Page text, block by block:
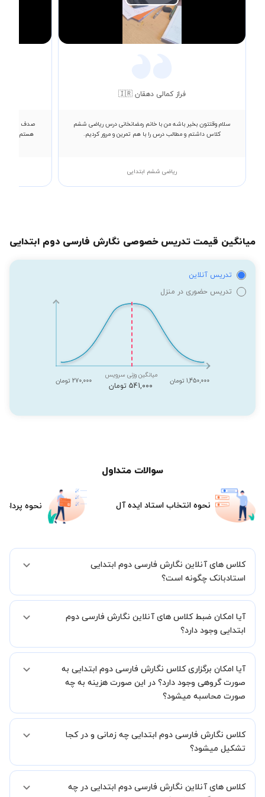
Play
Video
فراز کمالی دهقان 🇮🇷
سلام وقتتون بخیر باشه من با خانم رمضانخانی درس ریاضی ششم
کلاس داشتم و مطالب درس را با هم تمرین و مرور کردیم.
ریاضی ششم ابتدایی
صدف احمدی
هستم.معلمی
میانگین قیمت تدریس خصوصی نگارش فارسی دوم ابتدایی
تدریس آنلاین
تدریس حضوری در منزل
1,450,000 تومان
میانگین وزنی سرویس
541,000 تومان
270,000 تومان
سوالات متداول
نحوه انتخاب استاد ایده آل نحوه
کلاس های آنلاین نگارش فارسی دوم ابتدایی
استادبانک چگونه است؟
شما میدهیم که استاد شما پیش از جلسه تمامی موارد لازم برای برگزاری
یک کلاس آنلاین با کیفیت و مفید را به شما توضیح خواهند داد.
آیا امکان ضبط کلاس های آنلاین نگارش فارسی دوم
ابتدایی وجود دارد؟
کنید.
آیا امکان برگزاری کلاس نگارش فارسی دوم ابتدایی به
صورت گروهی وجود دارد؟ در این صورت هزینه به چه
صورت محاسبه میشود؟
هستند اما در صورتیکه مایل هستید کلاس ها را در کنار دوستان و یا
آشنایان خود به صورت گروهی برگزار کنید، این امکان وجود دارد. در این
ی کل جلسه اضافه خواهد شد.
کلاس نگارش فارسی دوم ابتدایی چه زمانی و در کجا
تشکیل میشود؟
شما و استاد تعیین خواهد شد.
کلاس های آنلاین نگارش فارسی دوم ابتدایی در چه